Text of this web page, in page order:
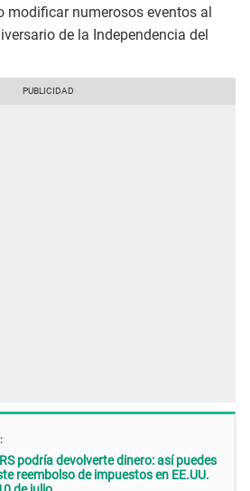
modificar numerosos eventos al
de la Independencia del
podría devolverte dinero: así puedes
reembolso de impuestos en EE.UU.